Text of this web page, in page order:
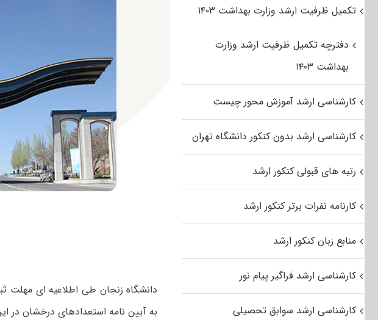
دانشگاه زنجان طی اطلاعیه ای مهلت
به آیین نامه استعدادهای درخشان در این دانشگاه برای سال
تکمیل ظرفیت ارشد وزارت بهداشت ۱۴۰۳
دفترچه تکمیل ظرفیت ارشد وزارت
بهداشت ۱۴۰۳
کارشناسی ارشد آموزش محور چیست
کارشناسی ارشد بدون کنکور دانشگاه تهران
رتبه های قبولی کنکور ارشد
کارنامه نفرات برتر کنکور ارشد
منابع زبان کنکور ارشد
کارشناسی ارشد فراگیر پیام نور
کارشناسی ارشد سوابق تحصیلی